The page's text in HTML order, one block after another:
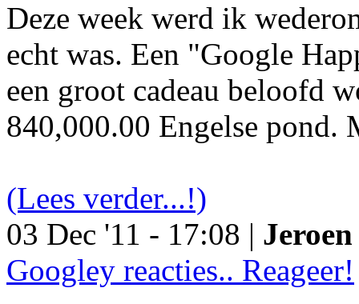
Deze week werd ik
echt was. Een "Google
een groot cadeau beloofd
840,000.00 Engelse pond.
(Lees verder...!)
03 Dec '11 - 17:08 |
Googley reacties.. Reageer!